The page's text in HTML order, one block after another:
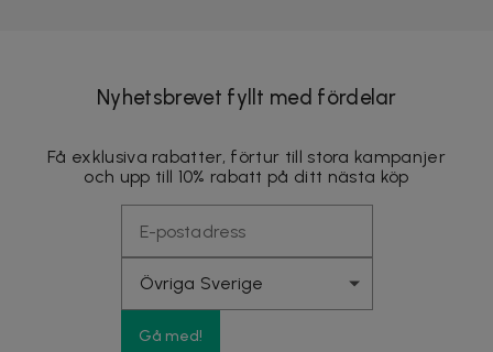
Nyhetsbrevet fyllt med fördelar
Få exklusiva rabatter, förtur till stora kampanjer
och upp till 10% rabatt på ditt nästa köp
Gå med!